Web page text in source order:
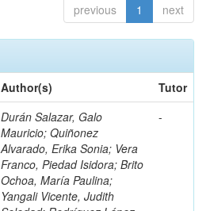
previous 1 next
Author(s)
Tutor
Durán Salazar, Galo
Mauricio; Quiñonez
Alvarado, Erika Sonia; Vera
Franco, Piedad Isidora; Brito
Ochoa, María Paulina;
Yangali Vicente, Judith
-